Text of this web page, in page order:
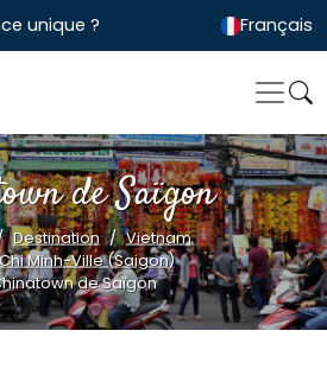
unique ? Français
de Saïgon
Destination
Vietnam
Minh-Ville (Saigon)
de Saïgon